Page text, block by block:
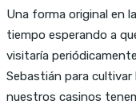
Una forma original en
tiempo esperando a
visitaría
Sebastián para
nuestros casinos